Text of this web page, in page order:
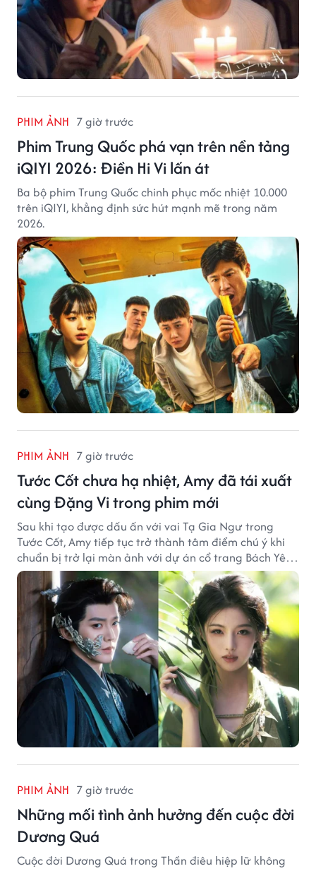
PHIM ẢNH 7 giờ trước
Phim Trung Quốc phá vạn trên nền tảng
iQIYI 2026: Điền Hi Vi lấn át
Ba bộ phim Trung Quốc chinh phục mốc nhiệt 10.000
trên iQIYI, khẳng định sức hút mạnh mẽ trong năm
2026.
PHIM ẢNH 7 giờ trước
Tước Cốt chưa hạ nhiệt, Amy đã tái xuất
cùng Đặng Vi trong phim mới
Sau khi tạo được dấu ấn với vai Tạ Gia Ngư trong
Tước Cốt, Amy tiếp tục trở thành tâm điểm chú ý khi
chuẩn bị trở lại màn ảnh với dự án cổ trang Bách Yêu
Phổ.
PHIM ẢNH 7 giờ trước
Những mối tình ảnh hưởng đến cuộc đời
Dương Quá
Cuộc đời Dương Quá trong Thần điêu hiệp lữ không